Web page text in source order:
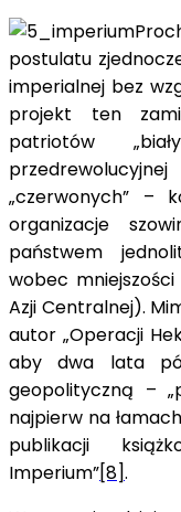
postulatu
imperialnej bez
projekt ten
patriotów
„czerwonych” –
organizacje
państwem
wobec mniejszości
Azji Centralnej).
autor „Operacji
aby dwa lata
geopolityczną –
najpierw na
publikacji
Imperium”[8].